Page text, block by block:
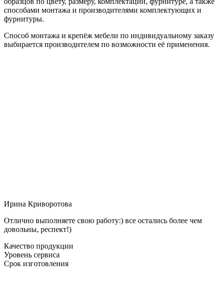
способами монтажа и производителями комплектующих и
фурнитуры.
Способ монтажа и крепёж мебели по индивидуальному заказу
выбирается производителем по возможности её применения.
Ирина Криворотова
Отлично выполняете свою работу:) все остались более чем
довольны, респект!)
Качество продукции
Уровень сервиса
Срок изготовления